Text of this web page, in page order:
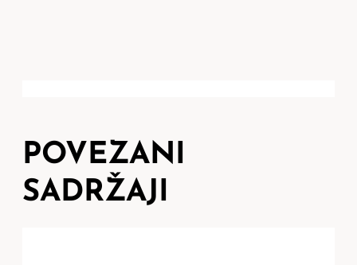
POVEZANI
SADRŽAJI